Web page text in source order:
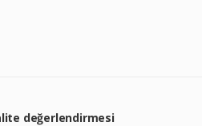
değerlendirmesi